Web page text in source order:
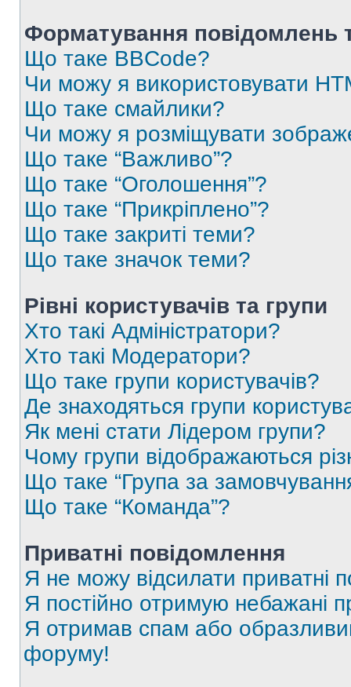
Форматування повідомлень
Що таке BBCode?
Чи можу я використовувати
Що таке смайлики?
Чи можу я розміщувати
Що таке “Важливо”?
Що таке “Оголошення”?
Що таке “Прикріплено”?
Що таке закриті теми?
Що таке значок теми?
Рівні користувачів та групи
Хто такі Адміністратори?
Хто такі Модератори?
Що таке групи користувачів?
Де знаходяться групи
Як мені стати Лідером групи?
Чому групи відображаються
Що таке “Група за
Що таке “Команда”?
Приватні повідомлення
Я не можу відсилати приватні
Я постійно отримую небажані
Я отримав спам або
форуму!